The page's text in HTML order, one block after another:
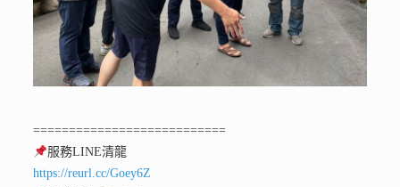
===========================
服務LINE清龍
https://reurl.cc/Goey6Z